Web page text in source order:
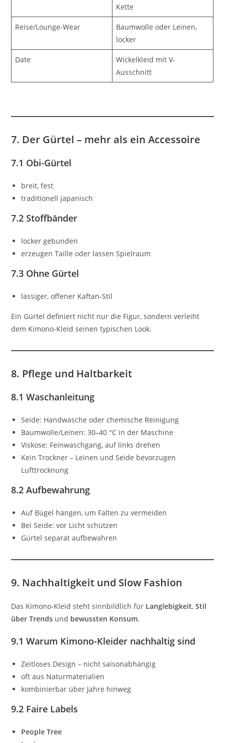
Kette
Reise/Lounge-Wear
Baumwolle oder Leinen,
locker
Date
Wickelkleid mit V-
Ausschnitt
7. Der Gürtel – mehr als ein Accessoire
7.1 Obi-Gürtel
breit, fest
traditionell japanisch
7.2 Stoffbänder
locker gebunden
erzeugen Taille oder lassen Spielraum
7.3 Ohne Gürtel
lässiger, offener Kaftan-Stil
Ein Gürtel definiert nicht nur die Figur, sondern verleiht
dem Kimono-Kleid seinen typischen Look.
8. Pflege und Haltbarkeit
8.1 Waschanleitung
Seide: Handwäsche oder chemische Reinigung
Baumwolle/Leinen: 30–40 °C in der Maschine
Viskose: Feinwaschgang, auf links drehen
Kein Trockner – Leinen und Seide bevorzugen
Lufttrocknung
8.2 Aufbewahrung
Auf Bügel hängen, um Falten zu vermeiden
Bei Seide: vor Licht schützen
Gürtel separat aufbewahren
9. Nachhaltigkeit und Slow Fashion
Das Kimono-Kleid steht sinnbildlich für Langlebigkeit,Stil
über Trends und bewussten Konsum.
9.1 Warum Kimono-Kleider nachhaltig sind
Zeitloses Design – nicht saisonabhängig
oft aus Naturmaterialien
kombinierbar über Jahre hinweg
9.2 Faire Labels
People Tree